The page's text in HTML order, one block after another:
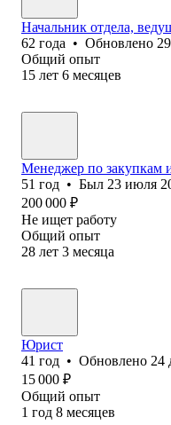
Начальник отдела,
62 года • Обновлено
Общий опыт
15 лет 6 месяцев
Менеджер по закупкам
51 год • Был 23 июля
200 000 ₽
Не ищет работу
Общий опыт
28 лет 3 месяца
Юрист
41 год • Обновлено 24
15 000 ₽
Общий опыт
1 год 8 месяцев